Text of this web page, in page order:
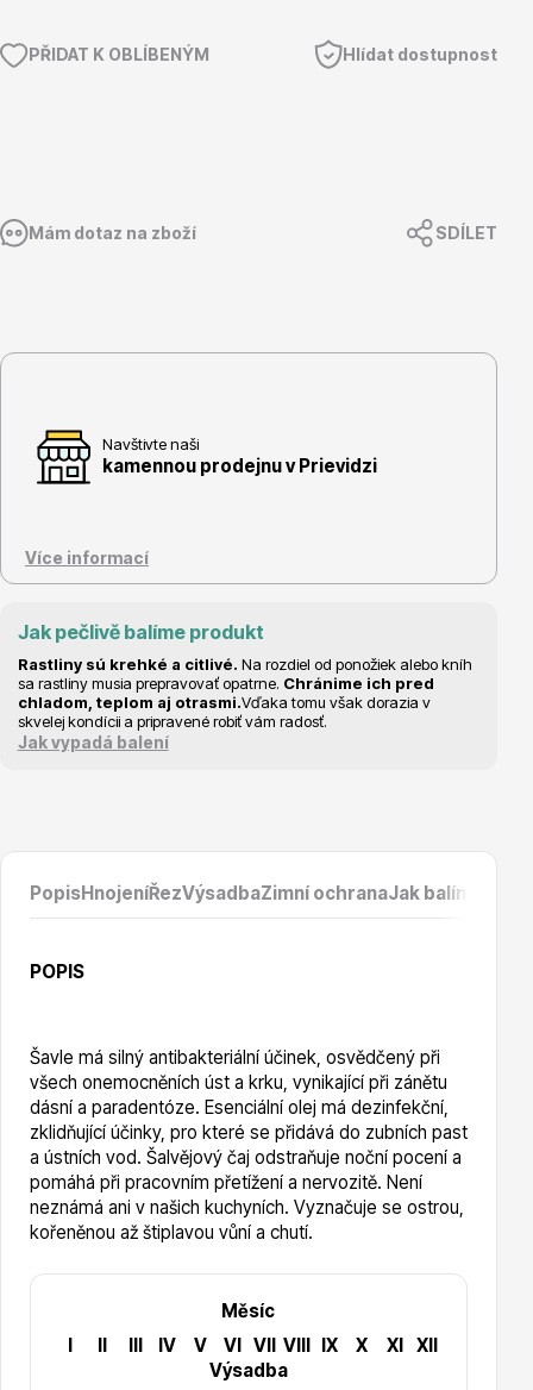
Semena, sadba
Vodní rostliny
Květináče
Cibuloviny
Vzrostlé stromy
Nářadí, příslušenství
PŘIDAT K OBLÍBENÝM Hlídat dostupnost
Mám dotaz na zboží SDÍLET
Navštivte naši
kamennou prodejnu v Prievidzi
Více informací
Jak pečlivě balíme produkt
Rastliny sú krehké a citlivé. Na rozdiel od ponožiek alebo kníh
sa rastliny musia prepravovať opatrne. Chránime ich pred
chladom, teplom aj otrasmi.Vďaka tomu však dorazia v
skvelej kondícii a pripravené robiť vám radosť.
Jak vypadá balení
PopisHnojeníŘezVýsadbaZimní ochranaJak balíme
POPIS
Šavle má silný antibakteriální účinek, osvědčený při
všech onemocněních úst a krku, vynikající při zánětu
dásní a paradentóze. Esenciální olej má dezinfekční,
zklidňující účinky, pro které se přidává do zubních past
a ústních vod. Šalvějový čaj odstraňuje noční pocení a
pomáhá při pracovním přetížení a nervozitě. Není
neznámá ani v našich kuchyních. Vyznačuje se ostrou,
kořeněnou až štiplavou vůní a chutí.
Měsíc
I
II III IV V VI VII VIII IX X XI
XII
Výsadba